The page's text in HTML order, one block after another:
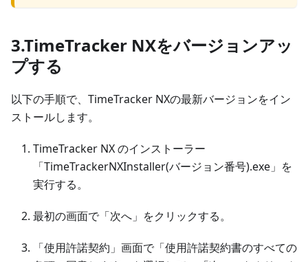
3.TimeTracker NXをバージョンアッ
プする
以下の手順で、TimeTracker NXの最新バージョンをイン
ストールします。
TimeTracker NX のインストーラー
「TimeTrackerNXInstaller(バージョン番号).exe」を
実行する。
最初の画面で「次へ」をクリックする。
「使用許諾契約」画面で「使用許諾契約書のすべての